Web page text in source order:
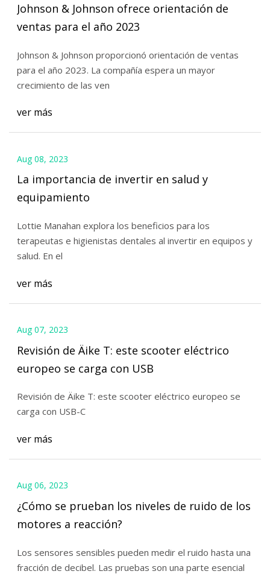
Johnson & Johnson ofrece orientación de
ventas para el año 2023
Johnson & Johnson proporcionó orientación de ventas
para el año 2023. La compañía espera un mayor
crecimiento de las ven
ver más
Aug 08, 2023
La importancia de invertir en salud y
equipamiento
Lottie Manahan explora los beneficios para los
terapeutas e higienistas dentales al invertir en equipos y
salud. En el
ver más
Aug 07, 2023
Revisión de Äike T: este scooter eléctrico
europeo se carga con USB
Revisión de Äike T: este scooter eléctrico europeo se
carga con USB-C
ver más
Aug 06, 2023
¿Cómo se prueban los niveles de ruido de los
motores a reacción?
Los sensores sensibles pueden medir el ruido hasta una
fracción de decibel. Las pruebas son una parte esencial